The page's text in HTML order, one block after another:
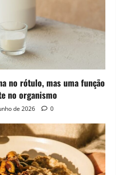
no rótulo, mas uma função
no organismo
de 2026 0